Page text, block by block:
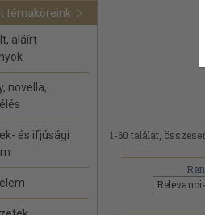
témaköreink
aláírt
novella,
és ifjúsági
1-60 találat,